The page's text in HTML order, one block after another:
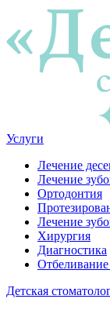
Услуги
Лечение
Лечение
Ортодонтия
Лечение
Хирургия
Диагностика
Отбеливание
Детская